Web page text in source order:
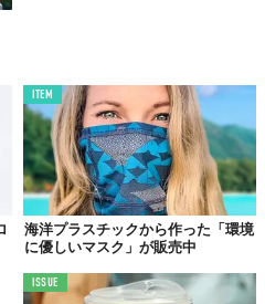
たもの。
海に流出してしまっても数ヶ月
丈夫なレベル
ITEM
海洋プラスチックから作った「環境
に優しいマスク」が販売中
ISSUE